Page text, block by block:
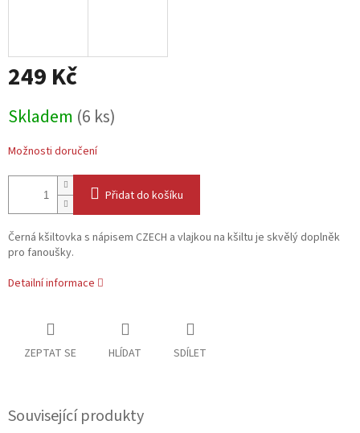
249 Kč
cena:
Skladem (6 ks)
Možnosti doručení
Přidat do košíku
Černá kšiltovka s nápisem CZECH a vlajkou na kšiltu je skvělý doplněk
pro fanoušky.
Detailní informace
ZEPTAT SE HLÍDAT SDÍLET
Související produkty